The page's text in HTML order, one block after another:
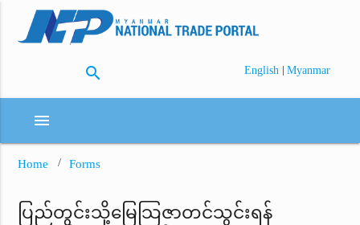
search English | Myanmar
menu
Home Forms
ပြည်တွင်းသို့မြေသြဇာတင်သွင်းရန်